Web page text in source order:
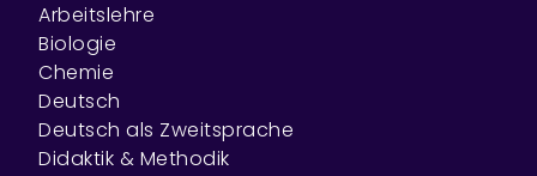
Arbeitslehre
Biologie
Chemie
Deutsch
Deutsch als Zweitsprache
Didaktik & Methodik